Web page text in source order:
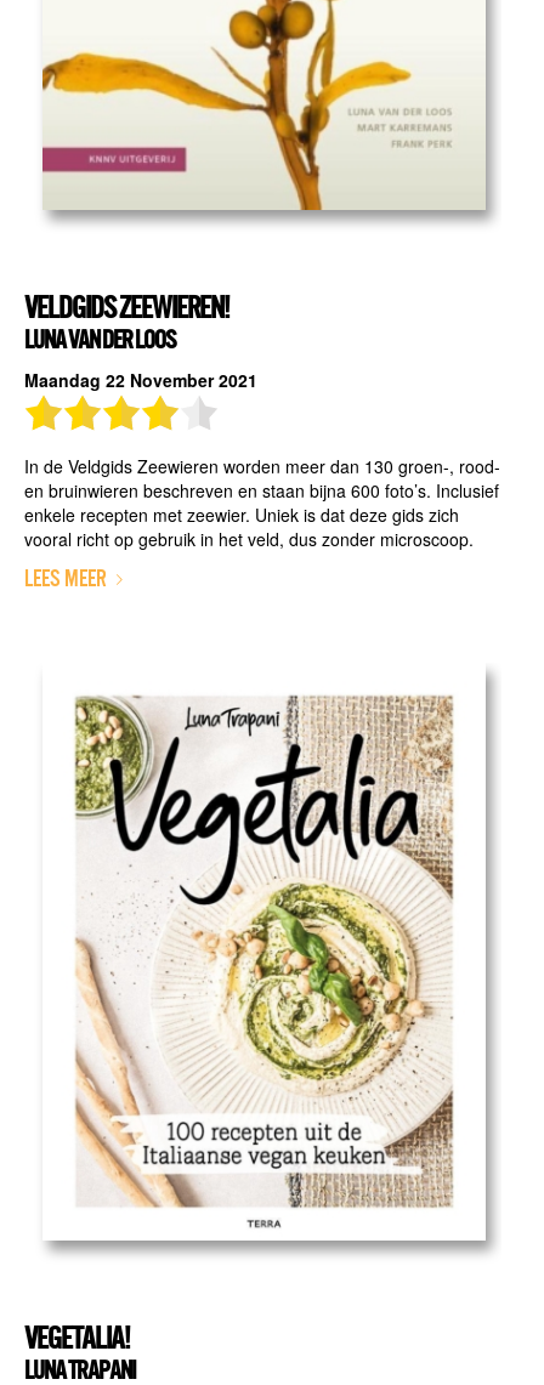
VELDGIDS ZEEWIEREN!
LUNA VAN DER LOOS
Maandag 22 November 2021
In de Veldgids Zeewieren worden meer dan 130 groen-, rood-
en bruinwieren beschreven en staan bijna 600 foto’s. Inclusief
enkele recepten met zeewier. Uniek is dat deze gids zich
vooral richt op gebruik in het veld, dus zonder microscoop.
LEES MEER
VEGETALIA!
LUNA TRAPANI